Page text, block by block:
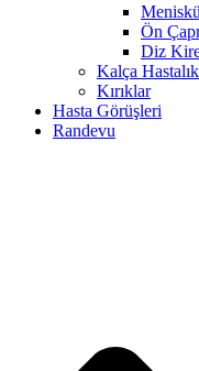
Ön
Diz
Kalça
Kırıklar
Hasta Görüşleri
Randevu